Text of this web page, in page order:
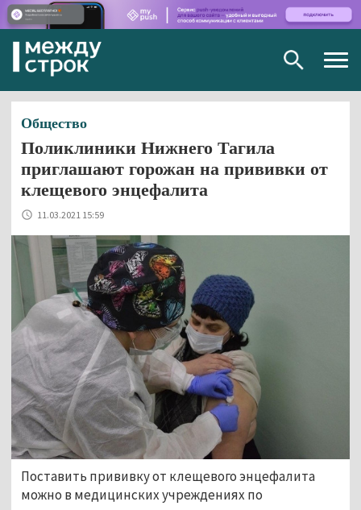
Общество
Поликлиники Нижнего Тагила
приглашают горожан на прививки от
клещевого энцефалита
11.03.2021 15:59
Поставить прививку от клещевого энцефалита
можно в медицинских учреждениях по